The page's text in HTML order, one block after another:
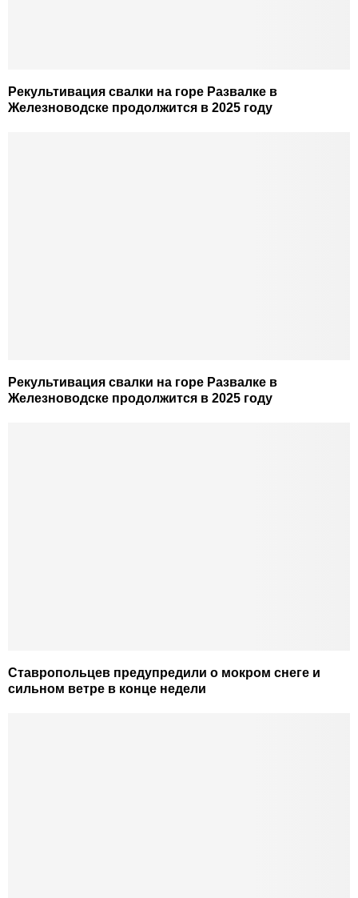
Рекультивация свалки на горе Развалке в
Железноводске продолжится в 2025 году
Рекультивация свалки на горе Развалке в
Железноводске продолжится в 2025 году
Ставропольцев предупредили о мокром снеге и
сильном ветре в конце недели